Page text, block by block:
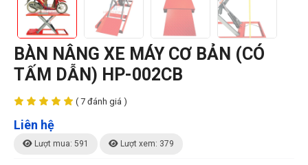
BÀN NÂNG XE MÁY CƠ BẢN (CÓ
TẤM DẪN) HP-002CB
( 7 đánh giá )
Liên hệ
Lượt mua: 591 Lượt xem: 379